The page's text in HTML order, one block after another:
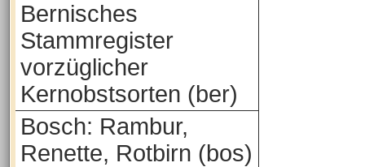
Bernisches
Stammregister
vorzüglicher
Kernobstsorten (ber)
Bosch: Rambur,
Renette, Rotbirn (bos)